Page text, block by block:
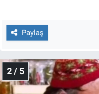
Paylaş
2 / 5
Ne demişti
Nedir
Popüler